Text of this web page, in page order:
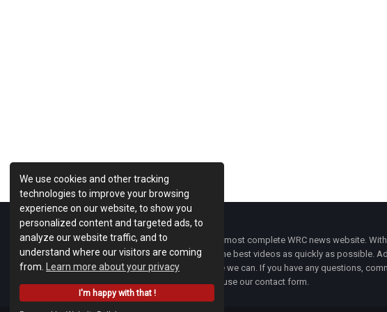
We use cookies and other tracking
technologies to improve your browsing
experience on our website, to show you
personalized content and targeted ads, to
analyze our website traffic, and to
understand where our visitors are coming
from.
Learn more about your privacy
I'm happy with that !
WRC Fanatix
is one of the most complete WRC news website.
with the latest news and the best videos as quickly as possible.
developments everywhere we can. If you have any questions,
ofWRC FANATIXyou can use our contact form.